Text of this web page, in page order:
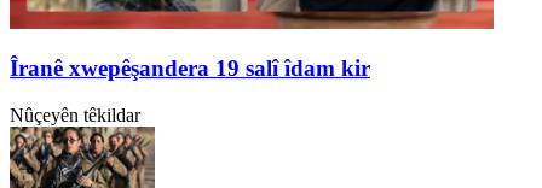
Îranê xwepêşandera 19 salî îdam kir
Nûçeyên têkildar